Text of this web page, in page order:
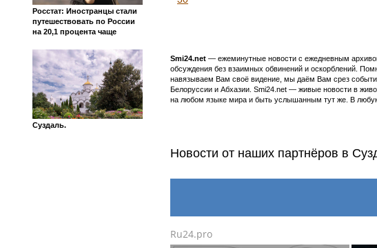
Росстат: Иностранцы стали
путешествовать по России
на 20,1 процента чаще
Суздаль.
Smi24.net — ежеминутные новости с ежедневным
обсуждения без взаимных обвинений и оскорблений.
навязываем Вам своё видение, мы даём Вам срез
Белоруссии и Абхазии. Smi24.net — живые новости в
на любом языке мира и быть услышанным тут же. В
Новости от наших партнёров в
Ru24.pro